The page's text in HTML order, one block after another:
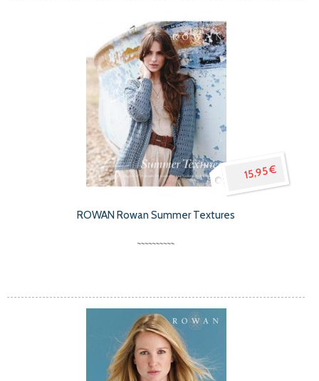
15,95 €
ROWAN Rowan Summer Textures